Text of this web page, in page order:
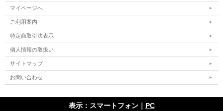
マイページへ
ご利用案内
特定商取引法表示
個人情報の取扱い
サイトマップ
お問い合わせ
表示：スマートフォン｜ PC